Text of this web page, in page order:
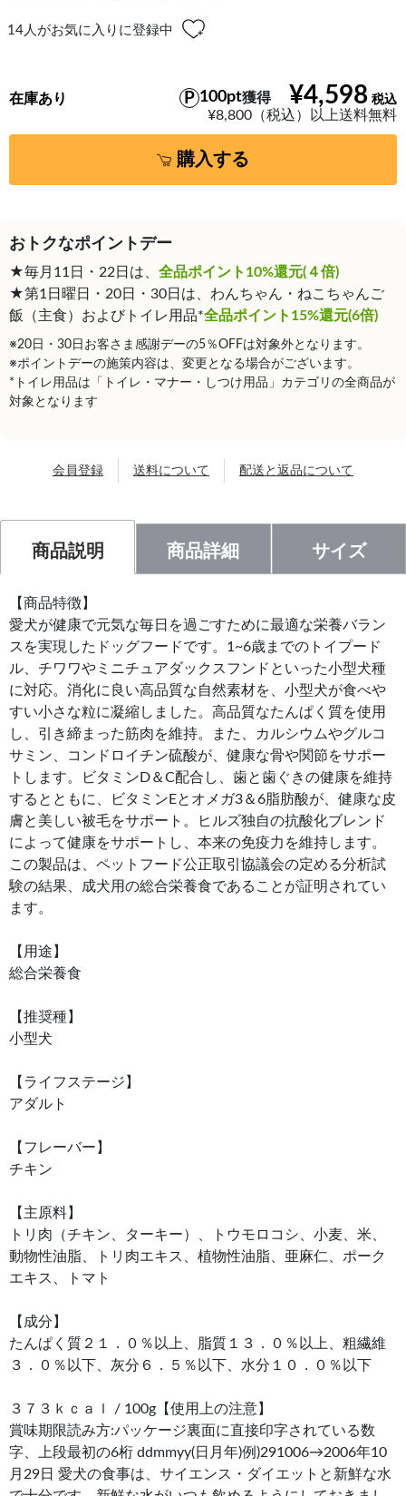
14 人がお気に入りに登録中
¥4,598
100pt獲得
¥8,800（税込）以上送料無料
在庫あり
購入する
おトクなポイントデー
★毎月11日・22日は、 全品ポイント10%還元(４倍)
★第1日曜日・20日・30日は、わんちゃん・ねこちゃんご
飯（主食）およびトイレ用品*全品ポイント15%還元(6倍)
※20日・30日お客さま感謝デーの5％OFFは対象外となります。
※ポイントデーの施策内容は、変更となる場合がございます。
*トイレ用品は「トイレ・マナー・しつけ用品」カテゴリの全商品が
対象となります
会員登録 送料について 配送と返品について
商品説明 商品詳細 サイズ
【商品特徴】
愛犬が健康で元気な毎日を過ごすために最適な栄養バラン
スを実現したドッグフードです。1~6歳までのトイプード
ル、チワワやミニチュアダックスフンドといった小型犬種
に対応。消化に良い高品質な自然素材を、小型犬が食べや
すい小さな粒に凝縮しました。高品質なたんぱく質を使用
し、引き締まった筋肉を維持。また、カルシウムやグルコ
サミン、コンドロイチン硫酸が、健康な骨や関節をサポー
トします。ビタミンD＆C配合し、歯と歯ぐきの健康を維持
するとともに、ビタミンEとオメガ3＆6脂肪酸が、健康な皮
膚と美しい被毛をサポート。ヒルズ独自の抗酸化ブレンド
によって健康をサポートし、本来の免疫力を維持します。
この製品は、ペットフード公正取引協議会の定める分析試
験の結果、成犬用の総合栄養食であることが証明されてい
ます。
【用途】
総合栄養食
【推奨種】
小型犬
【ライフステージ】
アダルト
【フレーバー】
チキン
【主原料】
トリ肉（チキン、ターキー）、トウモロコシ、小麦、米、
動物性油脂、トリ肉エキス、植物性油脂、亜麻仁、ポーク
エキス、トマト
【成分】
たんぱく質２１．０％以上、脂質１３．０％以上、粗繊維
３．０％以下、灰分６．５％以下、水分１０．０％以下
３７３ｋｃａｌ / 100g【使用上の注意】
賞味期限読み方:パッケージ裏面に直接印字されている数
字、上段最初の6桁 ddmmyy(日月年)例)291006→2006年10
月29日 愛犬の食事は、サイエンス・ダイエットと新鮮な水